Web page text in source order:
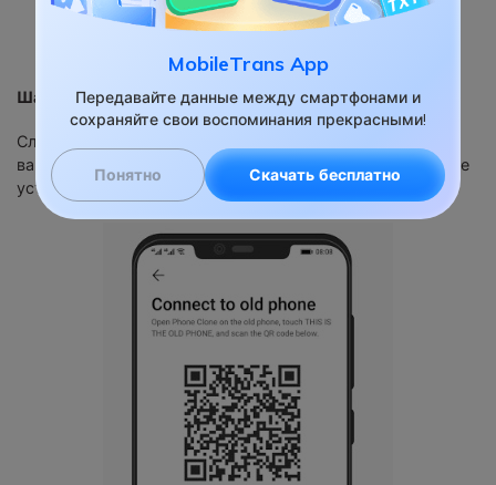
MobileTrans App
Передавайте данные между смартфонами и
сохраняйте свои воспоминания прекрасными!
Понятно Скачать бесплатно
Шаг 2: Подключение телефонов LG и Huawei
Следуйте инструкциям на экране и наведите камеру
вашего устройства на QR-код, чтобы подключить старое
устройство к новому телефону Huawei.